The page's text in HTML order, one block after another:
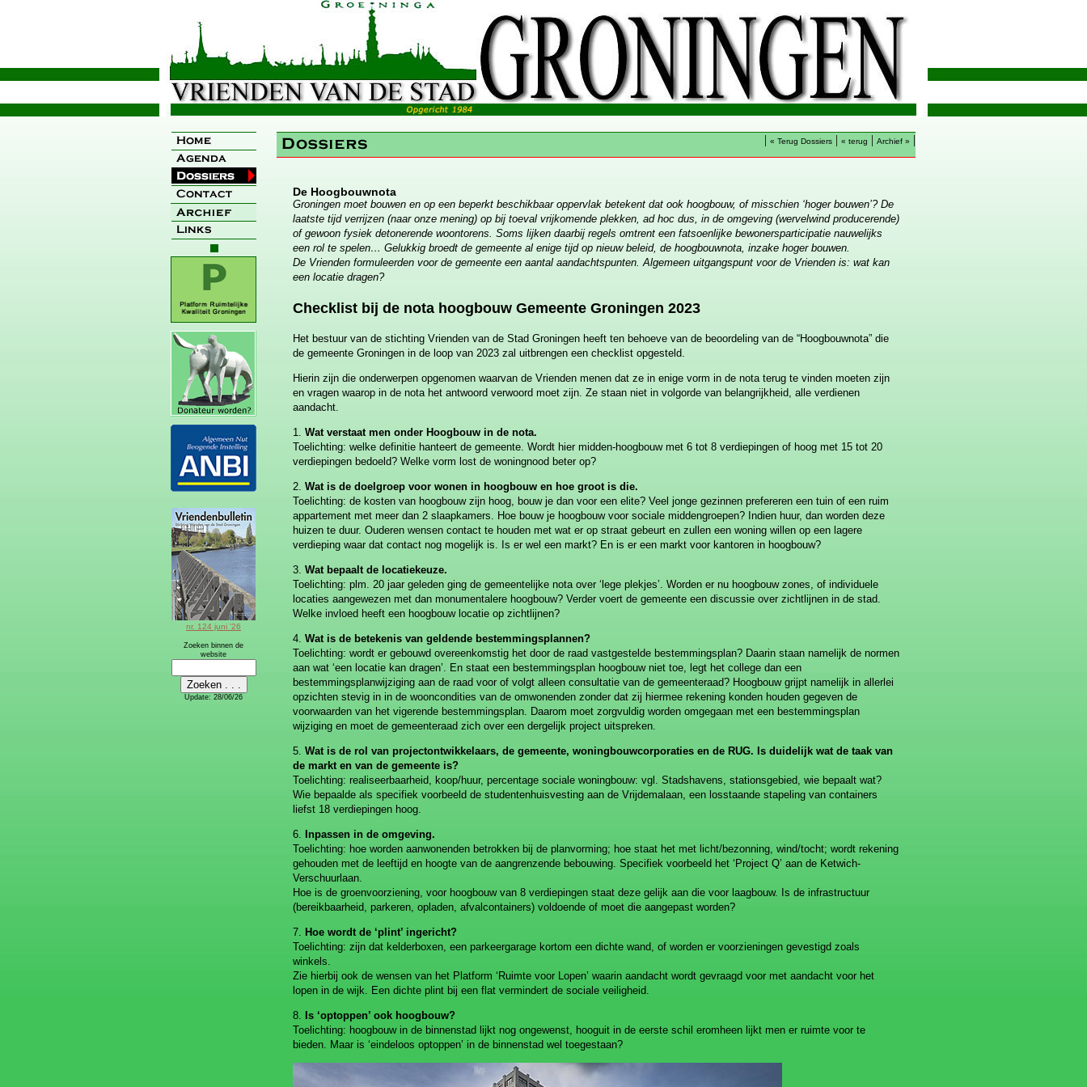
nr. 124 juni '26
Zoeken binnen de
website
Update: 28/06/26
De Hoogbouwnota
Groningen moet bouwen en op een beperkt beschikbaar oppervlak betekent dat ook hoogbouw, of misschien ‘hoger bouwen’? De
laatste tijd verrijzen (naar onze mening) op bij toeval vrijkomende plekken, ad hoc dus, in de omgeving (wervelwind producerende)
of gewoon fysiek detonerende woontorens. Soms lijken daarbij regels omtrent een fatsoenlijke bewonersparticipatie nauwelijks
een rol te spelen… Gelukkig broedt de gemeente al enige tijd op nieuw beleid, de hoogbouwnota, inzake hoger bouwen.
De Vrienden formuleerden voor de gemeente een aantal aandachtspunten. Algemeen uitgangspunt voor de Vrienden is: wat kan
een locatie dragen?
Checklist bij de nota hoogbouw Gemeente Groningen 2023
Het bestuur van de stichting Vrienden van de Stad Groningen heeft ten behoeve van de beoordeling van de “Hoogbouwnota” die
de gemeente Groningen in de loop van 2023 zal uitbrengen een checklist opgesteld.
Hierin zijn die onderwerpen opgenomen waarvan de Vrienden menen dat ze in enige vorm in de nota terug te vinden moeten zijn
en vragen waarop in de nota het antwoord verwoord moet zijn. Ze staan niet in volgorde van belangrijkheid, alle verdienen
aandacht.
1. Wat verstaat men onder Hoogbouw in de nota.
Toelichting: welke definitie hanteert de gemeente. Wordt hier midden-hoogbouw met 6 tot 8 verdiepingen of hoog met 15 tot 20
verdiepingen bedoeld? Welke vorm lost de woningnood beter op?
2. Wat is de doelgroep voor wonen in hoogbouw en hoe groot is die.
Toelichting: de kosten van hoogbouw zijn hoog, bouw je dan voor een elite? Veel jonge gezinnen prefereren een tuin of een ruim
appartement met meer dan 2 slaapkamers. Hoe bouw je hoogbouw voor sociale middengroepen? Indien huur, dan worden deze
huizen te duur. Ouderen wensen contact te houden met wat er op straat gebeurt en zullen een woning willen op een lagere
verdieping waar dat contact nog mogelijk is. Is er wel een markt? En is er een markt voor kantoren in hoogbouw?
3. Wat bepaalt de locatiekeuze.
Toelichting: plm. 20 jaar geleden ging de gemeentelijke nota over ‘lege plekjes’. Worden er nu hoogbouw zones, of individuele
locaties aangewezen met dan monumentalere hoogbouw? Verder voert de gemeente een discussie over zichtlijnen in de stad.
Welke invloed heeft een hoogbouw locatie op zichtlijnen?
4. Wat is de betekenis van geldende bestemmingsplannen?
Toelichting: wordt er gebouwd overeenkomstig het door de raad vastgestelde bestemmingsplan? Daarin staan namelijk de normen
aan wat ‘een locatie kan dragen’. En staat een bestemmingsplan hoogbouw niet toe, legt het college dan een
bestemmingsplanwijziging aan de raad voor of volgt alleen consultatie van de gemeenteraad? Hoogbouw grijpt namelijk in allerlei
opzichten stevig in in de wooncondities van de omwonenden zonder dat zij hiermee rekening konden houden gegeven de
voorwaarden van het vigerende bestemmingsplan. Daarom moet zorgvuldig worden omgegaan met een bestemmingsplan
wijziging en moet de gemeenteraad zich over een dergelijk project uitspreken.
5. Wat is de rol van projectontwikkelaars, de gemeente, woningbouwcorporaties en de RUG. Is duidelijk wat de taak van
de markt en van de gemeente is?
Toelichting: realiseerbaarheid, koop/huur, percentage sociale woningbouw: vgl. Stadshavens, stationsgebied, wie bepaalt wat?
Wie bepaalde als specifiek voorbeeld de studentenhuisvesting aan de Vrijdemalaan, een losstaande stapeling van containers
liefst 18 verdiepingen hoog.
6. Inpassen in de omgeving.
Toelichting: hoe worden aanwonenden betrokken bij de planvorming; hoe staat het met licht/bezonning, wind/tocht; wordt rekening
gehouden met de leeftijd en hoogte van de aangrenzende bebouwing. Specifiek voorbeeld het ‘Project Q’ aan de Ketwich-
Verschuurlaan.
Hoe is de groenvoorziening, voor hoogbouw van 8 verdiepingen staat deze gelijk aan die voor laagbouw. Is de infrastructuur
(bereikbaarheid, parkeren, opladen, afvalcontainers) voldoende of moet die aangepast worden?
7. Hoe wordt de ‘plint’ ingericht?
Toelichting: zijn dat kelderboxen, een parkeergarage kortom een dichte wand, of worden er voorzieningen gevestigd zoals
winkels.
Zie hierbij ook de wensen van het Platform ‘Ruimte voor Lopen’ waarin aandacht wordt gevraagd voor met aandacht voor het
lopen in de wijk. Een dichte plint bij een flat vermindert de sociale veiligheid.
8. Is ‘optoppen’ ook hoogbouw?
Toelichting: hoogbouw in de binnenstad lijkt nog ongewenst, hooguit in de eerste schil eromheen lijkt men er ruimte voor te
bieden. Maar is ‘eindeloos optoppen’ in de binnenstad wel toegestaan?
| « Terug Dossiers | « terug | Archief » |